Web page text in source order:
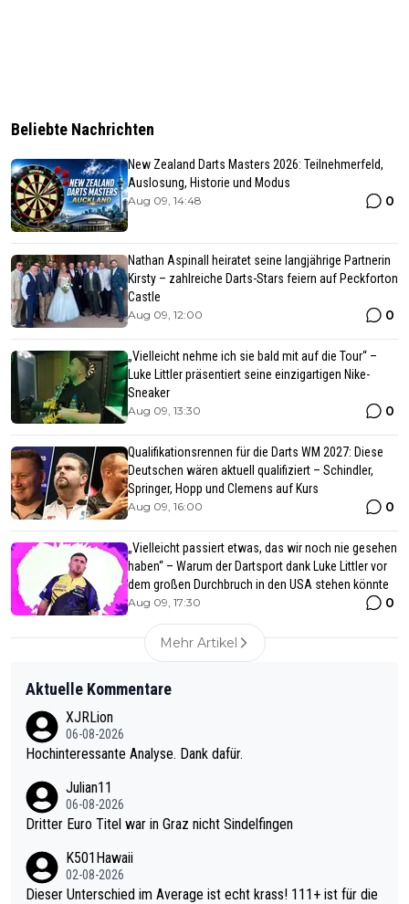
Beliebte Nachrichten
New Zealand Darts Masters 2026: Teilnehmerfeld,
Auslosung, Historie und Modus
Aug 09, 14:48 0
Nathan Aspinall heiratet seine langjährige Partnerin
Kirsty – zahlreiche Darts-Stars feiern auf Peckforton
Castle
Aug 09, 12:00 0
„Vielleicht nehme ich sie bald mit auf die Tour“ –
Luke Littler präsentiert seine einzigartigen Nike-
Sneaker
Aug 09, 13:30 0
Qualifikationsrennen für die Darts WM 2027: Diese
Deutschen wären aktuell qualifiziert – Schindler,
Springer, Hopp und Clemens auf Kurs
Aug 09, 16:00 0
„Vielleicht passiert etwas, das wir noch nie gesehen
haben“ – Warum der Dartsport dank Luke Littler vor
dem großen Durchbruch in den USA stehen könnte
Aug 09, 17:30 0
Mehr Artikel
Aktuelle Kommentare
XJRLion
06-08-2026
Hochinteressante Analyse. Dank dafür.
Julian11
06-08-2026
Dritter Euro Titel war in Graz nicht Sindelfingen
K501Hawaii
02-08-2026
Dieser Unterschied im Average ist echt krass! 111+ ist für die